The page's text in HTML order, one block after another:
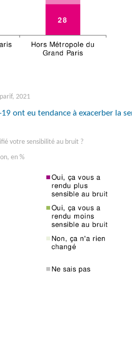
2021
ont eu tendance à exacerber la
votre sensibilité au bruit ?
en %